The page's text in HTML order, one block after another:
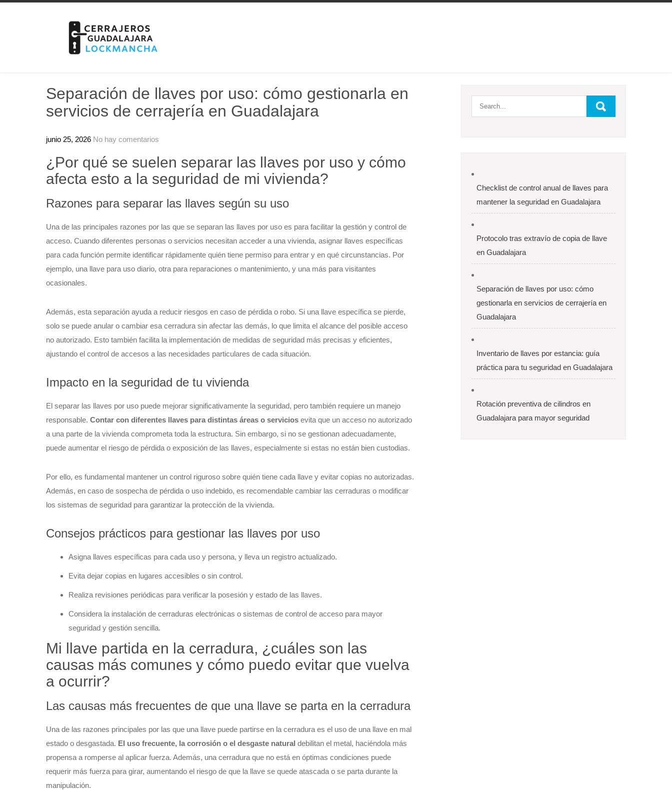
Separación de llaves por uso: cómo gestionarla en
servicios de cerrajería en Guadalajara
junio 25, 2026 No hay comentarios
¿Por qué se suelen separar las llaves por uso y cómo
afecta esto a la seguridad de mi vivienda?
Razones para separar las llaves según su uso
Una de las principales razones por las que se separan las llaves por uso es para facilitar la gestión y control de
acceso. Cuando diferentes personas o servicios necesitan acceder a una vivienda, asignar llaves específicas
para cada función permite identificar rápidamente quién tiene permiso para entrar y en qué circunstancias. Por
ejemplo, una llave para uso diario, otra para reparaciones o mantenimiento, y una más para visitantes
ocasionales.
Además, esta separación ayuda a reducir riesgos en caso de pérdida o robo. Si una llave específica se pierde,
solo se puede anular o cambiar esa cerradura sin afectar las demás, lo que limita el alcance del posible acceso
no autorizado. Esto también facilita la implementación de medidas de seguridad más precisas y eficientes,
ajustando el control de accesos a las necesidades particulares de cada situación.
Impacto en la seguridad de tu vivienda
El separar las llaves por uso puede mejorar significativamente la seguridad, pero también requiere un manejo
responsable. Contar con diferentes llaves para distintas áreas o servicios evita que un acceso no autorizado
a una parte de la vivienda comprometa toda la estructura. Sin embargo, si no se gestionan adecuadamente,
puede aumentar el riesgo de pérdida o exposición de las llaves, especialmente si estas no están bien custodias.
Por ello, es fundamental mantener un control riguroso sobre quién tiene cada llave y evitar copias no autorizadas.
Además, en caso de sospecha de pérdida o uso indebido, es recomendable cambiar las cerraduras o modificar
los sistemas de seguridad para garantizar la protección de la vivienda.
Consejos prácticos para gestionar las llaves por uso
Asigna llaves específicas para cada uso y persona, y lleva un registro actualizado.
Evita dejar copias en lugares accesibles o sin control.
Realiza revisiones periódicas para verificar la posesión y estado de las llaves.
Considera la instalación de cerraduras electrónicas o sistemas de control de acceso para mayor
seguridad y gestión sencilla.
Mi llave partida en la cerradura, ¿cuáles son las
causas más comunes y cómo puedo evitar que vuelva
a ocurrir?
Las causas más frecuentes de que una llave se parta en la cerradura
Una de las razones principales por las que una llave puede partirse en la cerradura es el uso de una llave en mal
estado o desgastada. El uso frecuente, la corrosión o el desgaste natural debilitan el metal, haciéndola más
propensa a romperse al aplicar fuerza. Además, una cerradura que no está en óptimas condiciones puede
requerir más fuerza para girar, aumentando el riesgo de que la llave se quede atascada o se parta durante la
manipulación.
Checklist de control anual de llaves para
mantener la seguridad en Guadalajara
Protocolo tras extravío de copia de llave
en Guadalajara
Separación de llaves por uso: cómo
gestionarla en servicios de cerrajería en
Guadalajara
Inventario de llaves por estancia: guía
práctica para tu seguridad en Guadalajara
Rotación preventiva de cilindros en
Guadalajara para mayor seguridad